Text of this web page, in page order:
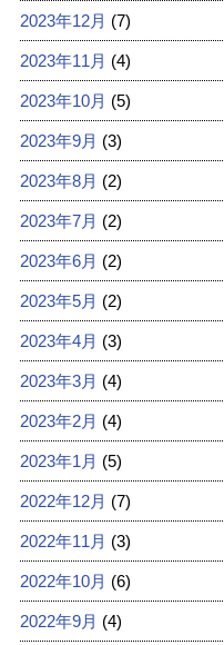
2023年12月 (7)
2023年11月 (4)
2023年10月 (5)
2023年9月 (3)
2023年8月 (2)
2023年7月 (2)
2023年6月 (2)
2023年5月 (2)
2023年4月 (3)
2023年3月 (4)
2023年2月 (4)
2023年1月 (5)
2022年12月 (7)
2022年11月 (3)
2022年10月 (6)
2022年9月 (4)